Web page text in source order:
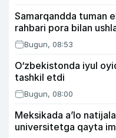
Samarqandda tuman
rahbari pora bilan
Bugun, 08:53
O‘zbekistonda iyul
tashkil etdi
Bugun, 08:00
Meksikada a’lo
universitetga qayta